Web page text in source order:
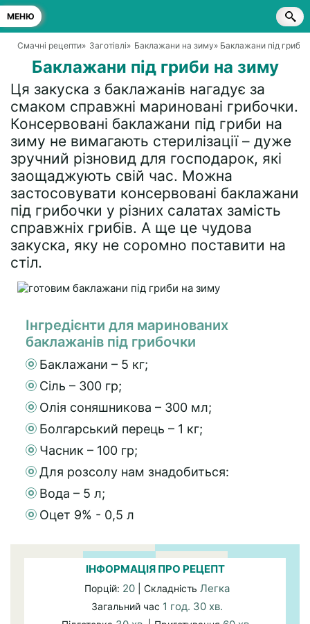
МЕНЮ
Смачні рецепти» Заготівлі» Баклажани на зиму» Баклажани під гриби
Баклажани під гриби на зиму
Ця закуска з баклажанів нагадує за
смаком справжні мариновані грибочки.
Консервовані баклажани під гриби на
зиму не вимагають стерилізації – дуже
зручний різновид для господарок, які
заощаджують свій час. Можна
застосовувати консервовані баклажани
під грибочки у різних салатах замість
справжніх грибів. А ще це чудова
закуска, яку не соромно поставити на
стіл.
Інгредієнти для маринованих
баклажанів під грибочки
Баклажани – 5 кг;
Сіль – 300 гр;
Олія соняшникова – 300 мл;
Болгарський перець – 1 кг;
Часник – 100 гр;
Для розсолу нам знадобиться:
Вода – 5 л;
Оцет 9% - 0,5 л
ІНФОРМАЦІЯ ПРО РЕЦЕПТ
Порцій: 20| Складність Легка
Загальний час 1 год. 30 хв.